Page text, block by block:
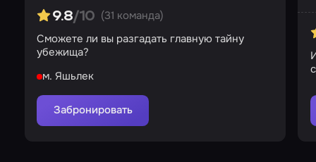
9.8/10 (31 команда)
Сможете ли вы разгадать главную тайну
убежища?
м. Яшьлек
Забронировать